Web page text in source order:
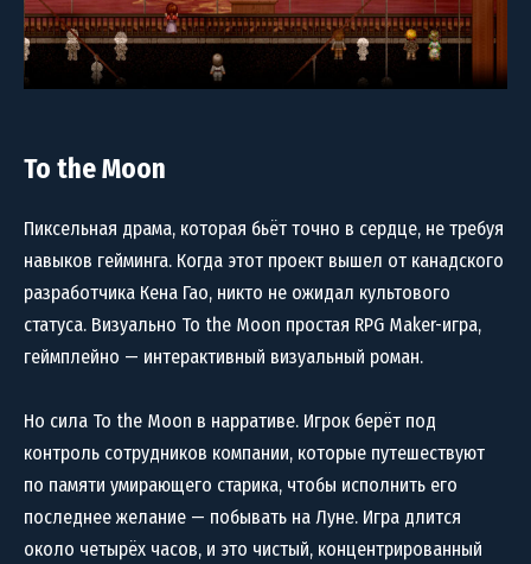
To the Moon
Пиксельная драма, которая бьёт точно в сердце, не требуя
навыков гейминга. Когда этот проект вышел от канадского
разработчика Кена Гао, никто не ожидал культового
статуса. Визуально To the Moon простая RPG Maker-игра,
геймплейно — интерактивный визуальный роман.
Но сила To the Moon в нарративе. Игрок берёт под
контроль сотрудников компании, которые путешествуют
по памяти умирающего старика, чтобы исполнить его
последнее желание — побывать на Луне. Игра длится
около четырёх часов, и это чистый, концентрированный